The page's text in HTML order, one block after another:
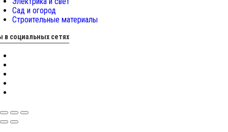
Сад и огород
Строительные материалы
в социальных сетях